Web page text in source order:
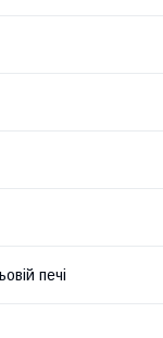
печі